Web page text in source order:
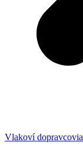
Vlakoví dopravcovia